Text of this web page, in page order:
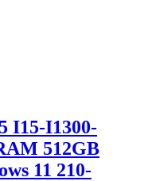
I15-I1300-
512GB
11 210-